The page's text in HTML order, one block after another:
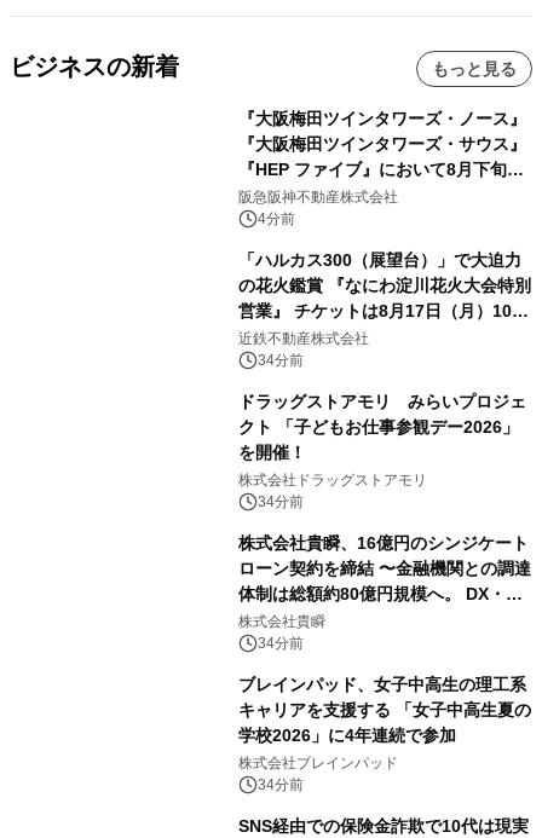
ビジネスの新着 もっと見る
『大阪梅田ツインタワーズ・ノース』
『大阪梅田ツインタワーズ・サウス』
『HEP ファイブ』において8月下旬か
ら 「オフサイト型コーポレートPPA」
による 再生可能エネルギー電力の使用
阪急阪神不動産株式会社
4分前
「ハルカス300（展望台）」で大迫力
の花火鑑賞 『なにわ淀川花火大会特別
営業』 チケットは8月17日（月）10時
00分から販売開始！
近鉄不動産株式会社
34分前
ドラッグストアモリ みらいプロジェ
クト 「子どもお仕事参観デー2026」
を開催！
株式会社ドラッグストアモリ
34分前
株式会社貴瞬、16億円のシンジケート
ローン契約を締結 〜金融機関との調達
体制は総額約80億円規模へ。 DX・海
外展開をはじめとした成長投資を加速
～
株式会社貴瞬
34分前
ブレインパッド、女子中高生の理工系
キャリアを支援する 「女子中高生夏の
学校2026」に4年連続で参加
株式会社ブレインパッド
34分前
SNS経由での保険金詐欺で10代は現実